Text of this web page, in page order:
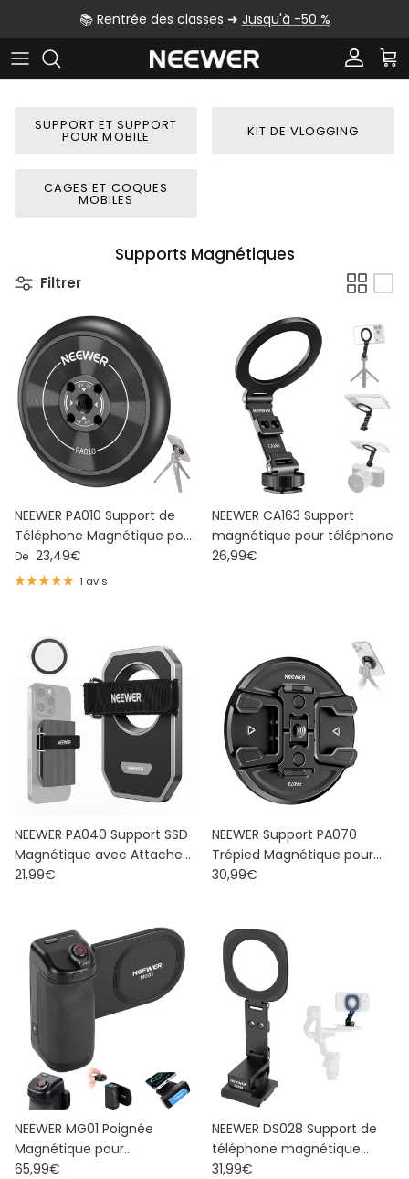
Aller au contenu📚 Rentrée des classes ➜ Jusqu'à -50 %
Compte
SUPPORT ET SUPPORT
POUR MOBILE KIT DE VLOGGING
CAGES ET COQUES
MOBILES
Supports Magnétiques
Filtrer
NEEWER PA010 Support de
Téléphone Magnétique pour
Trépied Compatible
MagSafe pour iPhone
Prix habituel
De 23,49€
1 avis
NEEWER CA163 Support
magnétique pour téléphone
Prix habituel
26,99€
NEEWER PA040 Support SSD
Magnétique avec Attache
Tactile pour iPhone
Prix habituel
21,99€
NEEWER Support PA070
Trépied Magnétique pour
Téléphone
Prix habituel
30,99€
NEEWER MG01 Poignée
Magnétique pour
Smartphone avec
Prix habituel
65,99€
NEEWER DS028 Support de
téléphone magnétique
Trépied
Prix habituel
31,99€